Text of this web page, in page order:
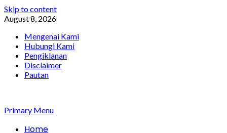
Skip to content
August 8, 2026
Mengenai Kami
Hubungi Kami
Pengiklanan
Disclaimer
Pautan
Primary Menu
Home